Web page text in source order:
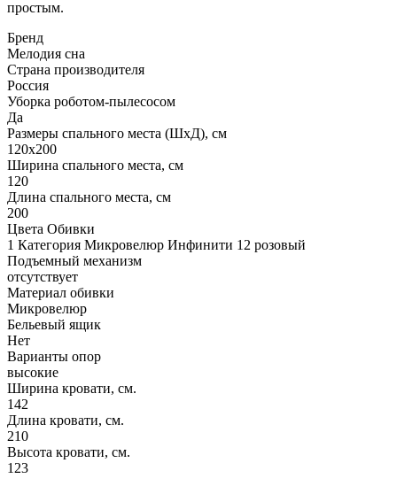
простым.
Бренд
Мелодия сна
Страна производителя
Россия
Уборка роботом-пылесосом
Да
Размеры спального места (ШхД), см
120х200
Ширина спального места, см
120
Длина спального места, см
200
Цвета Обивки
1 Категория Микровелюр Инфинити 12 розовый
Подъемный механизм
отсутствует
Материал обивки
Микровелюр
Бельевый ящик
Нет
Варианты опор
высокие
Ширина кровати, см.
142
Длина кровати, см.
210
Высота кровати, см.
123